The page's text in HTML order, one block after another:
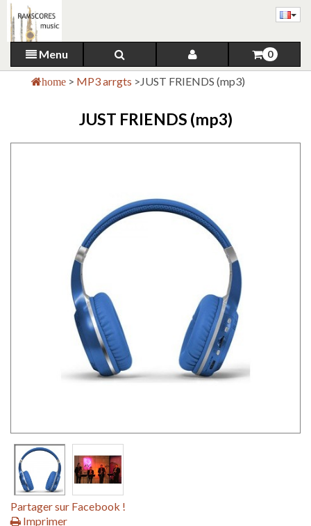
Menu 0
home > MP3 arrgts >JUST FRIENDS (mp3)
JUST FRIENDS (mp3)
Partager sur Facebook !
Imprimer